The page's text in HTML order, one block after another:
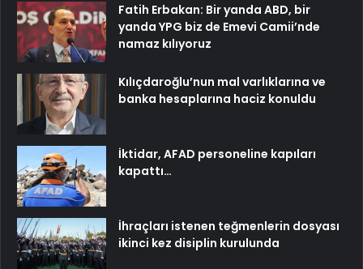
Fatih Erbakan: Bir yanda ABD, bir
yanda YPG biz de Emevi Camii’nde
namaz kılıyoruz
Kılıçdaroğlu’nun mal varlıklarına ve
banka hesaplarına haciz konuldu
İktidar, AFAD personeline kapıları
kapattı…
İhraçları istenen teğmenlerin dosyası
ikinci kez disiplin kurulunda